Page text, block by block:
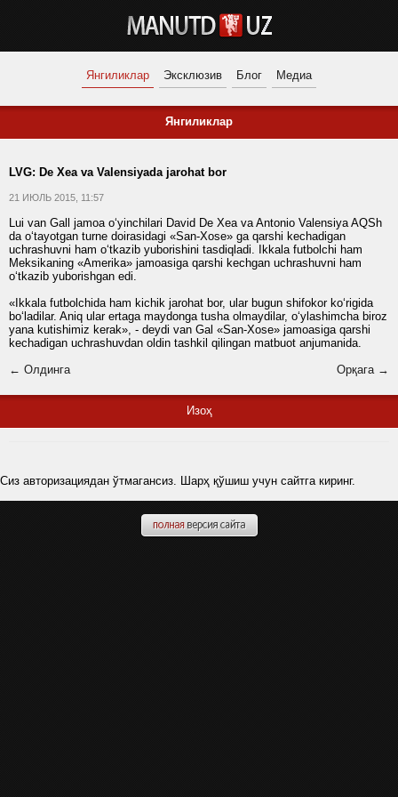
Янгиликлар Эксклюзив Блог Медиа
Янгиликлар
LVG: De Xea va Valensiyada jarohat bor
21 ИЮЛЬ 2015, 11:57
Lui van Gall jamoa o‘yinchilari David De Xea va Antonio Valensiya AQSh
da o‘tayotgan turne doirasidagi «San-Xose» ga qarshi kechadigan
uchrashuvni ham o‘tkazib yuborishini tasdiqladi. Ikkala futbolchi ham
Meksikaning «Amerika» jamoasiga qarshi kechgan uchrashuvni ham
o‘tkazib yuborishgan edi.
«Ikkala futbolchida ham kichik jarohat bor, ular bugun shifokor ko‘rigida
bo‘ladilar. Aniq ular ertaga maydonga tusha olmaydilar, o‘ylashimcha biroz
yana kutishimiz kerak», - deydi van Gal «San-Xose» jamoasiga qarshi
kechadigan uchrashuvdan oldin tashkil qilingan matbuot anjumanida.
← Олдинга
Орқага →
Изоҳ
Сиз авторизациядан ўтмагансиз. Шарҳ қўшиш учун сайтга киринг.